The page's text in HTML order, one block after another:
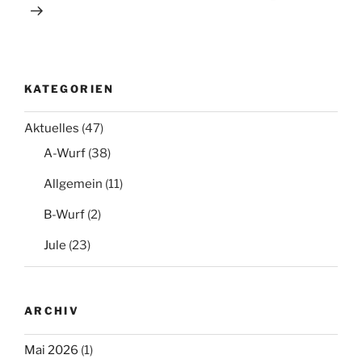
KATEGORIEN
Aktuelles (47)
A-Wurf (38)
Allgemein (11)
B-Wurf (2)
Jule (23)
ARCHIV
Mai 2026 (1)